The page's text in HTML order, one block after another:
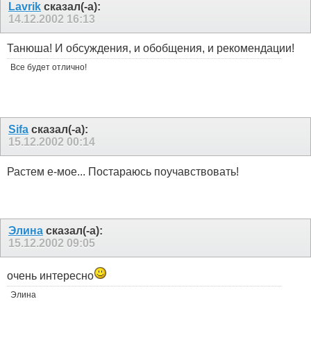
Lavrik сказал(-а):
14.12.2002 16:13
Танюша! И обсуждения, и обобщения, и рекомендации!
Все будет отлично!
Sifa сказал(-а):
15.12.2002 00:14
Растем е-мое... Постараюсь поучавствовать!
Элинa сказал(-а):
15.12.2002 09:05
очень интересно
Элина